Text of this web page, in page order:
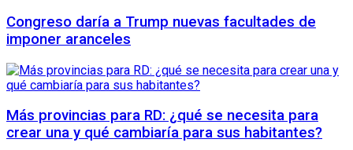
Congreso daría a Trump nuevas facultades de
imponer aranceles
Más provincias para RD: ¿qué se necesita para
crear una y qué cambiaría para sus habitantes?